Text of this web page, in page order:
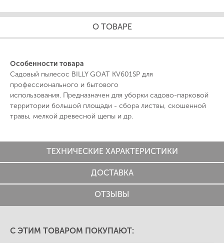
О ТОВАРЕ
Особенности товара
Садовый пылесос BILLY GOAT KV601SP для
профессионального и бытового
использования. Предназначен для уборки садово-парковой
территории большой площади - сбора листвы, скошенной
травы, мелкой древесной щепы и др.
ТЕХНИЧЕСКИЕ ХАРАКТЕРИСТИКИ
ДОСТАВКА
ОТЗЫВЫ
С ЭТИМ ТОВАРОМ ПОКУПАЮТ: